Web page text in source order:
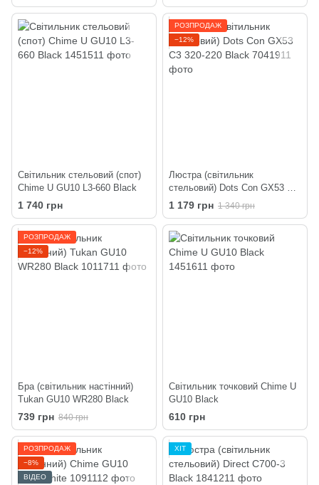
Світильник стельовий (спот)
Chime U GU10 L3-660 Black
1 740 грн
РОЗПРОДАЖ
−12%
Люстра (світильник
стельовий) Dots Con GX53 C3
320-220 Black
1 179 грн 1 340 грн
РОЗПРОДАЖ
−12%
Бра (світильник настінний)
Tukan GU10 WR280 Black
739 грн 840 грн
Світильник точковий Chime U
GU10 Black
610 грн
РОЗПРОДАЖ
−8%
ВІДЕО
ХІТ